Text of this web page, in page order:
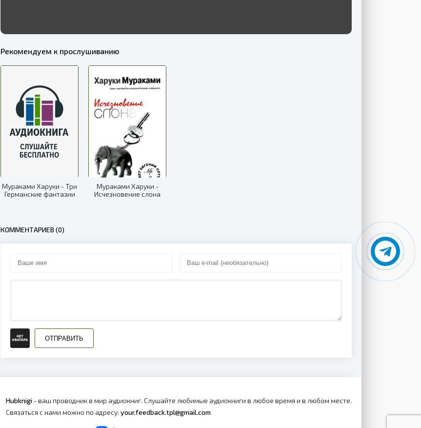
Рекомендуем к прослушиванию
Мураками Харуки - Три
Германские фантазии
Мураками Харуки -
Исчезновение слона
КОММЕНТАРИЕВ (0)
ОТПРАВИТЬ
Hubknigi - ваш проводник в мир аудиокниг. Слушайте любимые аудиокниги в любое время и в любом месте.
Связаться с нами можно по адресу: your.feedback.tpl@gmail.com